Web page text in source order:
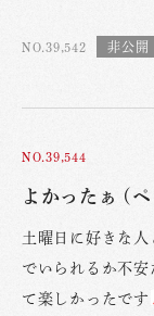
NO.39,542
NO.39,544
よかったぁ (
土曜日に好きな人
でいられるか不
て楽しかったです